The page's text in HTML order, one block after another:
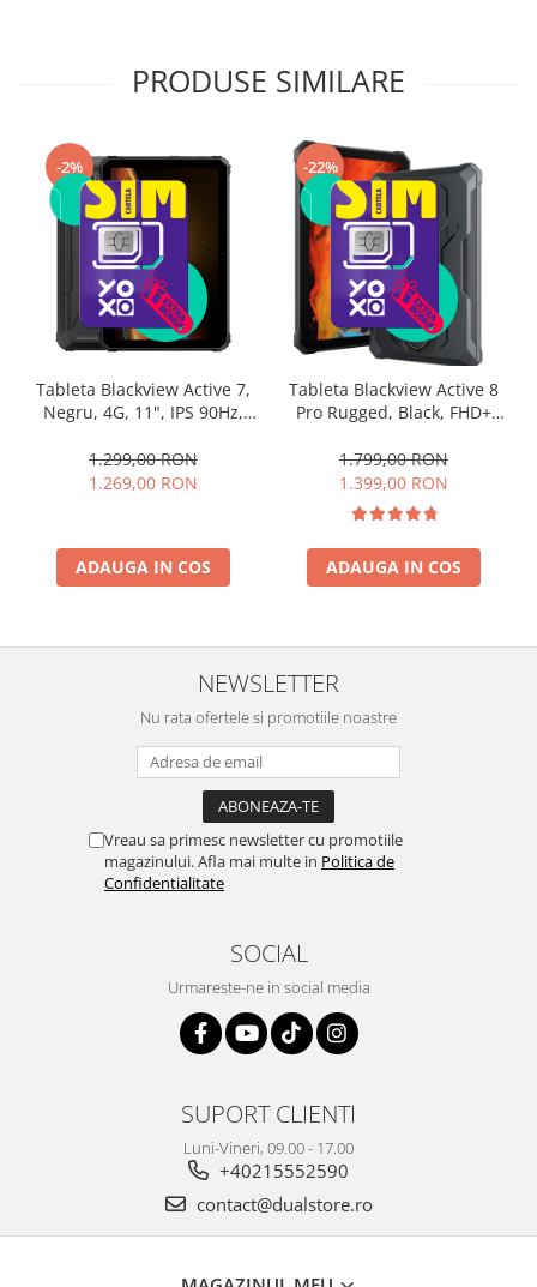
PRODUSE SIMILARE
-2%
Tableta Blackview Active 7,
Negru, 4G, 11", IPS 90Hz,
extensibili), 128 GB ROM,
16MP, Night Vision, Android
mAh, 45W, Dual SIM
1.299,00 RON
1.269,00 RON
ADAUGA IN COS
-22%
Tableta Blackview Active 8
Pro Rugged, Black, FHD+
(8GB + 16GB extensibil),
256GB ROM, Android 15,
Helio G99, 22000mAh, OTG,
NFC, Dual SIM
1.799,00 RON
1.399,00 RON
ADAUGA IN COS
NEWSLETTER
Nu rata ofertele si promotiile noastre
Vreau sa primesc newsletter cu promotiile
magazinului. Afla mai multe in Politica de
Confidentialitate
SOCIAL
Urmareste-ne in social media
SUPORT CLIENTI
Luni-Vineri, 09.00 - 17.00
+40215552590
contact@dualstore.ro